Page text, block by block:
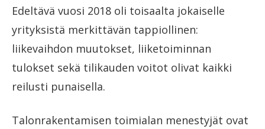
Edeltävä vuosi 2018 oli toisaalta jokaiselle
yrityksistä merkittävän tappiollinen:
liikevaihdon muutokset, liiketoiminnan
tulokset sekä tilikauden voitot olivat kaikki
reilusti punaisella.
Talonrakentamisen toimialan menestyjät ovat